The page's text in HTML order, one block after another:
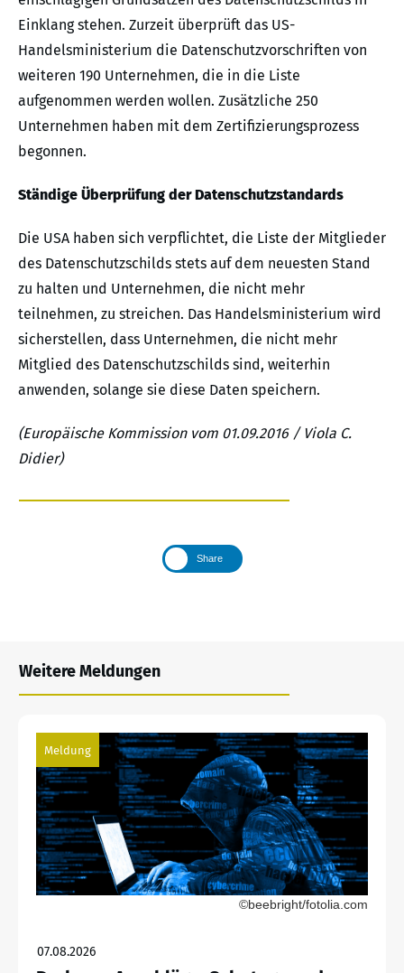
Einklang stehen. Zurzeit überprüft das US-
Handelsministerium die Datenschutzvorschriften von
weiteren 190 Unternehmen, die in die Liste
aufgenommen werden wollen. Zusätzliche 250
Unternehmen haben mit dem Zertifizierungsprozess
begonnen.
Ständige Überprüfung der Datenschutzstandards
Die USA haben sich verpflichtet, die Liste der Mitglieder
des Datenschutzschilds stets auf dem neuesten Stand
zu halten und Unternehmen, die nicht mehr
teilnehmen, zu streichen. Das Handelsministerium wird
sicherstellen, dass Unternehmen, die nicht mehr
Mitglied des Datenschutzschilds sind, weiterhin
anwenden, solange sie diese Daten speichern.
(Europäische Kommission vom 01.09.2016 / Viola C.
Didier)
Share
Weitere Meldungen
Meldung
©beebright/fotolia.com
07.08.2026